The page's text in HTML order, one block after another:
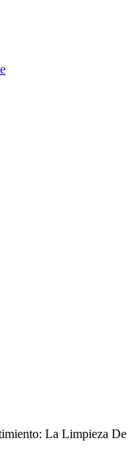
La Limpieza De